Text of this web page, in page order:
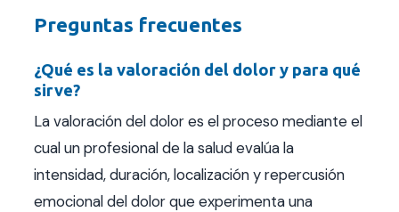
Preguntas frecuentes
¿Qué es la valoración del dolor y para qué
sirve?
La valoración del dolor es el proceso mediante el
cual un profesional de la salud evalúa la
intensidad, duración, localización y repercusión
emocional del dolor que experimenta una